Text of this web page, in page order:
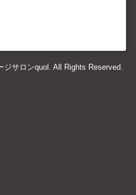
ジサロンquol . All Rights Reserved.